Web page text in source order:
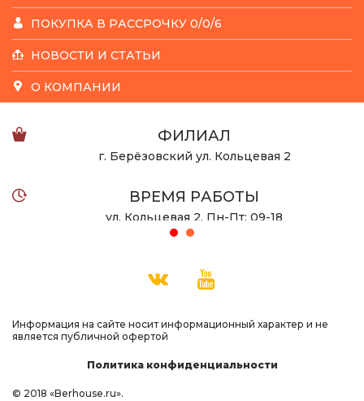
ПОКУПКА В РАССРОЧКУ 0/0/6
НОВОСТИ И СТАТЬИ
О КОМПАНИИ
ФИЛИАЛ
г. Берёзовский ул. Кольцевая 2
ВРЕМЯ РАБОТЫ
ул. Кольцевая 2, Пн-Пт: 09-18
ул. Халтурина 53 Пн-Вс: 10-22
ТЕЛЕФОН
8 932 123-08-55
Информация на сайте носит информационный характер и не
является публичной офертой
Политика конфиденциальности
© 2018 «Berhouse.ru».